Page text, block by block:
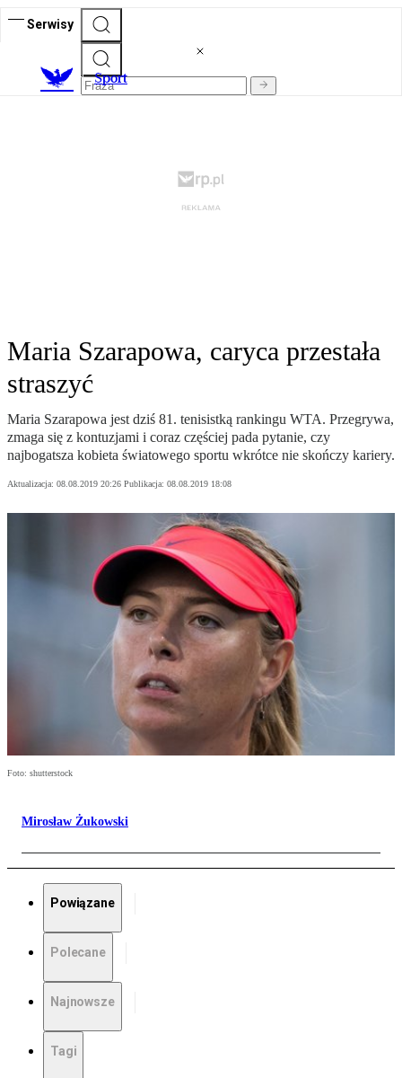
Serwisy
Sport
Maria Szarapowa, caryca przestała
straszyć
Maria Szarapowa jest dziś 81. tenisistką rankingu WTA. Przegrywa,
zmaga się z kontuzjami i coraz częściej pada pytanie, czy
najbogatsza kobieta światowego sportu wkrótce nie skończy kariery.
Aktualizacja: 08.08.2019 20:26 Publikacja: 08.08.2019 18:08
Foto: shutterstock
Mirosław Żukowski
Powiązane
Polecane
Najnowsze
Tagi